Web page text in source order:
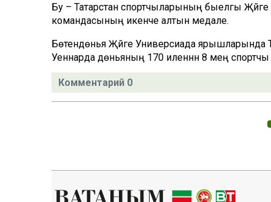
Бу – Татарстан спортчыларының быелгы
командасының икенче алтын медале.
Бөтендөнья Җәйге Универсиада ярышларында
Уеннарда дөньяның 170 иленнән 8 мең
Комментарий 0